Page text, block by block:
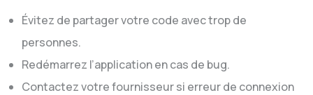
Évitez de partager votre code avec trop de
personnes.
Redémarrez l’application en cas de bug.
Contactez votre fournisseur si erreur de connexion